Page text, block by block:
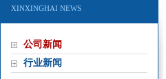
XINXINGHAINEWS
公司新闻
行业新闻